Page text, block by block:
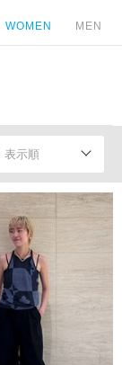
WOMEN MEN
表示順